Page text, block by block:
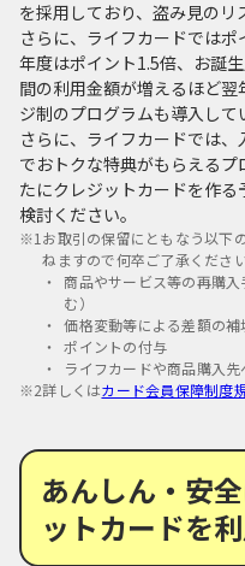
を採用しており、盗み見のリ
さらに、ライフカードでは
年度はポイント1.5倍、お誕
間の利用金額が増えるほど
ジ制のプログラムも導入して
さらに、ライフカードでは
でおトクな特典がもらえる
たにクレジットカードを作
検討ください。
※1 お取引の保留にともなう以下
ねますので何卒ご了承ください
商品やサービス等の再購
む）
価格変動等による差額の補
ポイントの付与
ライフカードや商品購入
※2詳しくはカード会員保障制度
あんしん・安
ットカードを